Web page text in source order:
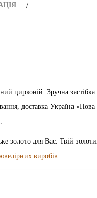
цирконій. Зручна
доставка Україна
золото для Вас. Твій
виробів.